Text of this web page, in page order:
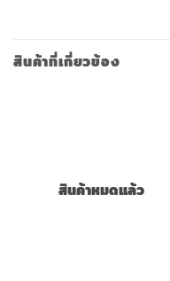
สินค้าที่เกี่ยวข้อง
สินค้าหมดแล้ว